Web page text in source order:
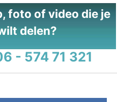
foto of video die je
delen?
- 574 71 321